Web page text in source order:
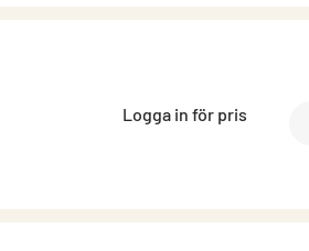
Logga in för pris